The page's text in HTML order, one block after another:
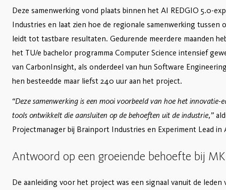
Deze samenwerking vond plaats binnen het AI REDGIO 5.0-
Industries en laat zien hoe de regionale samenwerking tussen
leidt tot tastbare resultaten. Gedurende meerdere maanden
het TU/e bachelor programma Computer Science intensief
van CarbonInsight, als onderdeel van hun Software
hen besteedde maar liefst 240 uur aan het project.
“Deze samenwerking is een mooi voorbeeld van hoe het innovatie-
tools ontwikkelt die aansluiten op de behoeften uit de industrie,”
Projectmanager bij Brainport Industries en Experiment Lead in
Antwoord op een groeiende behoefte bij
De aanleiding voor het project was een signaal vanuit de leden